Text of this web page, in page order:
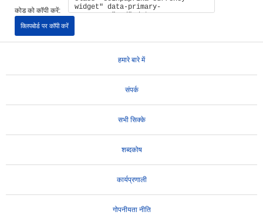
कोड को कॉपी करें:
क्लिपबोर्ड पर कॉपी करें
हमारे बारे में
संपर्क
सभी सिक्के
शब्दकोष
कार्यप्रणाली
गोपनीयता नीति